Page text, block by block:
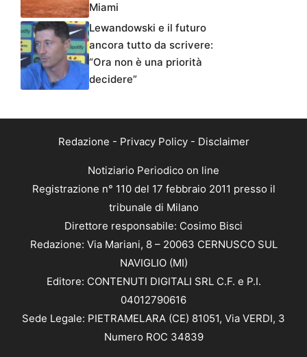
Miami
Lewandowski e il futuro
ancora tutto da scrivere:
“Ora non è una priorità
decidere”
Redazione - Privacy Policy- Disclaimer
Notiziario Periodico on line
Registrazione n° 110 del 17 febbraio 2011 presso il
tribunale di Milano
Direttore responsabile: Cosimo Bisci
Redazione: Via Mariani, 8 – 20063 CERNUSCO SUL
NAVIGLIO (MI)
Editore: CONTENUTI DIGITALI SRL C.F. e P.I.
04012790616
Sede Legale: PIETRAMELARA (CE) 81051, Via VERDI, 3
Numero ROC 34839